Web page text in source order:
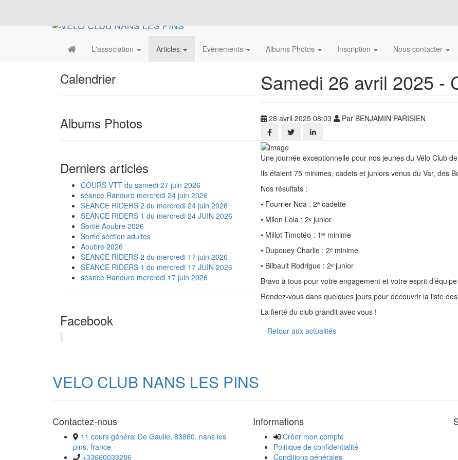
L'association Articles Evènements Albums Photos Inscription Nous contacter
Calendrier
Albums Photos
Derniers articles
COURS VTT du samedi 27 juin 2026
séance Randuro mercredi 24 juin 2026
SEANCE RIDERS 2 du mercredi 24 juin 2026
SEANCE RIDERS 1 du mercredi 24 JUIN 2026
Sortie Aoubre 2026
Sortie section adultes
Aoubre 2026
SEANCE RIDERS 2 du mercredi 17 juin 2026
SEANCE RIDERS 1 du mercredi 17 JUIN 2026
séance Randuro mercredi 17 juin 2026
Facebook
Samedi 26 avril 2025 -
28 avril 2025 08:03 Par BENJAMIN PARISIEN
Une journée exceptionnelle pour nos jeunes du Vélo Club
Ils étaient 75 minimes, cadets et juniors venus du Var, des
Nos résultats :
• Fourrier Noa : 2ᵉ cadette
• Milon Lola : 2ᵉ junior
• Millot Timotéo : 1ᵉʳ minime
• Dupouey Charlie : 2ᵉ minime
• Bilbault Rodrigue : 2ᵉ junior
Bravo à tous pour votre engagement et votre esprit
Rendez-vous dans quelques jours pour découvrir la liste
La fierté du club grandit avec vous !
Retour aux actualités
VELO CLUB NANS LES PINS
Contactez-nous
11 cours général De Gaulle, 83860, nans les
pins, france
+33660033286
Informations
Créer mon compte
Politique de confidentialité
Conditions générales